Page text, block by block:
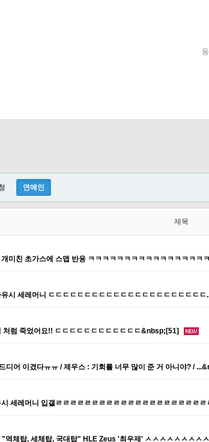
연예인
제목
미친 초가스에 스맵 반응 ㅋㅋㅋㅋㅋㅋㅋㅋㅋㅋㅋㅋㅋㅋㅋㅋ
시 세레머니 ㄷㄷㄷㄷㄷㄷㄷㄷㄷㄷㄷㄷㄷㄷㄷㄷㄷㄷㄷㄷㄷ
럼 죽었어요!! ㄷㄷㄷㄷㄷㄷㄷㄷㄷㄷㄷㄷ&nbsp;[51]
디어 이겼다ㅠㅠ / 제우스 : 기회를 너무 많이 준 거 아니야? /
세레머니 입갤ㄹㄹㄹㄹㄹㄹㄹㄹㄹㄹㄹㄹㄹㄹㄹㄹㄹㄹㄹㄹ
역체탑, 세체탑, 국대탑" HLE Zeus '최우제' ㅅㅅㅅㅅㅅㅅㅅㅅ